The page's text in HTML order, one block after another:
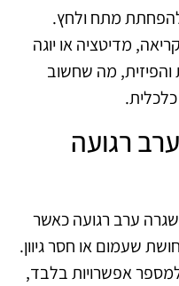
להפחתת מתח ולחץ.
מדיטציה או יוגה
מה שחשוב
רגועה
ערב רגועה כאשר
שעמום או חסר גיוון.
אפשרויות בלבד,